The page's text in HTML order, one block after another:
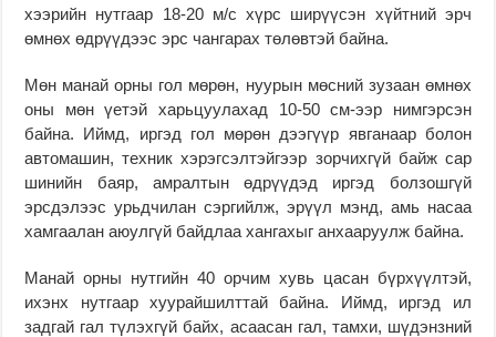
хээрийн нутгаар 18-20 м/с хүрс ширүүсэн хүйтний эрч
өмнөх өдрүүдээс эрс чангарах төлөвтэй байна.
Мөн манай орны гол мөрөн, нуурын мөсний зузаан өмнөх
оны мөн үетэй харьцуулахад 10-50 см-ээр нимгэрсэн
байна. Иймд, иргэд гол мөрөн дээгүүр явганаар болон
автомашин, техник хэрэгсэлтэйгээр зорчихгүй байж сар
шинийн баяр, амралтын өдрүүдэд иргэд болзошгүй
эрсдэлээс урьдчилан сэргийлж, эрүүл мэнд, амь насаа
хамгаалан аюулгүй байдлаа хангахыг анхааруулж байна.
Манай орны нутгийн 40 орчим хувь цасан бүрхүүлтэй,
ихэнх нутгаар хуурайшилттай байна. Иймд, иргэд ил
задгай гал түлэхгүй байх, асаасан гал, тамхи, шүдэнзний